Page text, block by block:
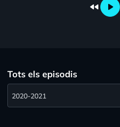
fast_rewind play_arrow
Tots els episodis